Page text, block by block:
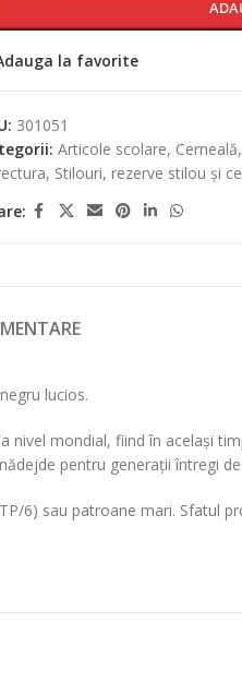
la favorite
301051
Articole scolare, Cerneală,
, Stilouri, rezerve stilou și
lucios.
mondial, fiind în același
pentru generații întregi
6) sau patroane mari. Sfatul